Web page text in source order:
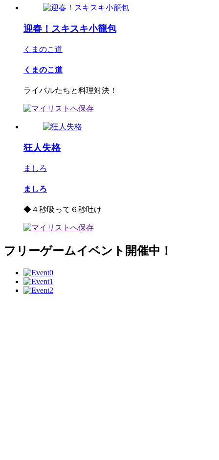
迎春！スキスキ小籠包
くまのこ道
くまのこ道
ライバルたちと料理対決！
狂人失格
ましろ
ましろ
◆４秒吸って６秒吐け
フリーゲームイベント開催中！